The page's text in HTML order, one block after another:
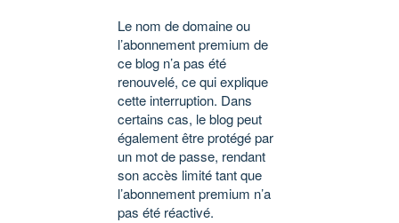
Le nom de domaine ou
l’abonnement premium de
ce blog n’a pas été
renouvelé, ce qui explique
cette interruption. Dans
certains cas, le blog peut
également être protégé par
un mot de passe, rendant
son accès limité tant que
l’abonnement premium n’a
pas été réactivé.